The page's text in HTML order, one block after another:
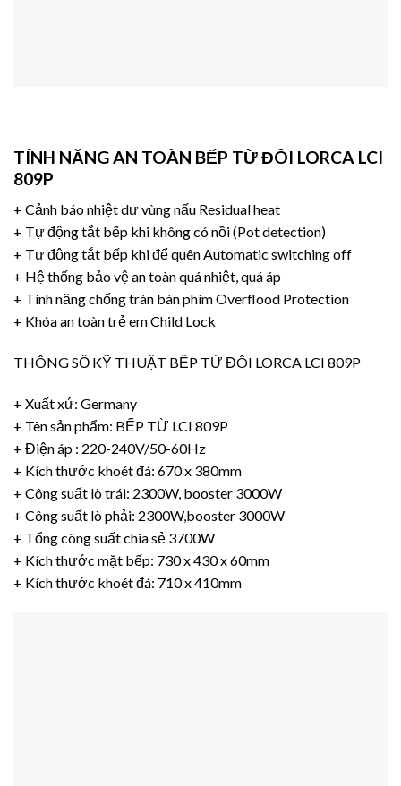
TÍNH NĂNG AN TOÀN BẾP TỪ ĐÔI LORCA LCI
809P
+ Cảnh báo nhiệt dư vùng nấu Residual heat
+ Tự động tắt bếp khi không có nồi (Pot detection)
+ Tự động tắt bếp khi để quên Automatic switching off
+ Hệ thống bảo vệ an toàn quá nhiệt, quá áp
+ Tính năng chống tràn bàn phím Overflood Protection
+ Khóa an toàn trẻ em Child Lock
THÔNG SỐ KỸ THUẬT BẾP TỪ ĐÔI LORCA LCI 809P
+ Xuất xứ: Germany
+ Tên sản phẩm: BẾP TỪ LCI 809P
+ Điện áp : 220-240V/50-60Hz
+ Kích thước khoét đá: 670 x 380mm
+ Công suất lò trái: 2300W, booster 3000W
+ Công suất lò phải: 2300W,booster 3000W
+ Tổng công suất chia sẻ 3700W
+ Kích thước mặt bếp: 730 x 430 x 60mm
+ Kích thước khoét đá: 710 x 410mm